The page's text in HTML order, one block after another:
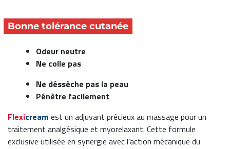
Bonne tolérance cutanée
Odeur neutre
Ne colle pas
Ne déssèche pas la peau
Pénètre facilement
Flexicream est un adjuvant précieux au massage pour un
traitement analgésique et myorelaxant. Cette formule
exclusive utilisée en synergie avec l’action mécanique du